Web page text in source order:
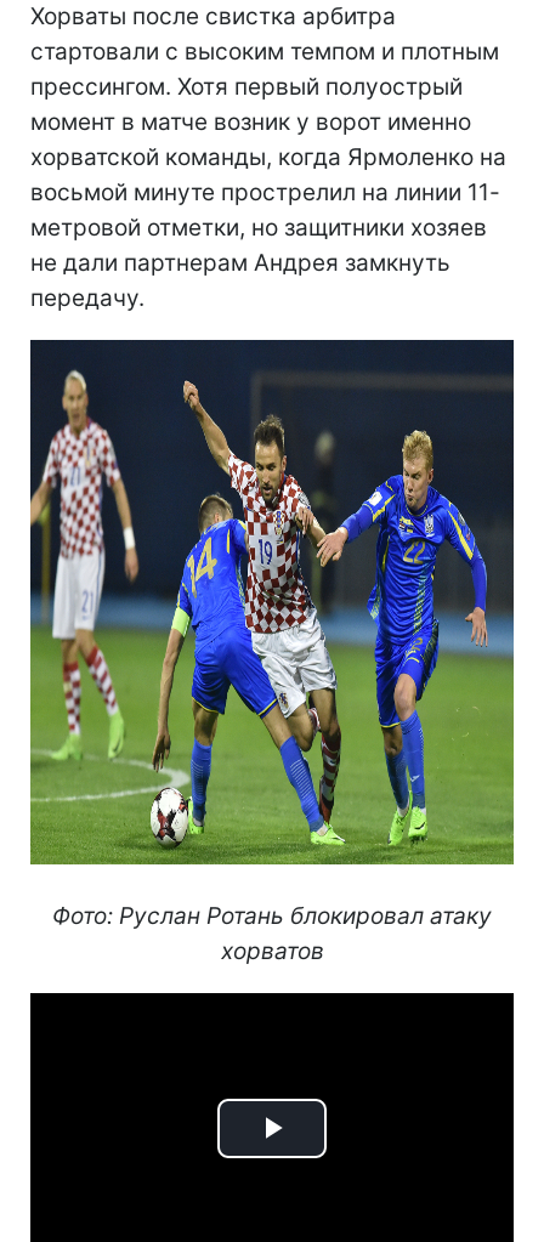
Хорваты после свистка арбитра
стартовали с высоким темпом и плотным
прессингом. Хотя первый полуострый
момент в матче возник у ворот именно
хорватской команды, когда Ярмоленко на
восьмой минуте прострелил на линии 11-
метровой отметки, но защитники хозяев
не дали партнерам Андрея замкнуть
передачу.
Фото: Руслан Ротань блокировал атаку
хорватов
Play